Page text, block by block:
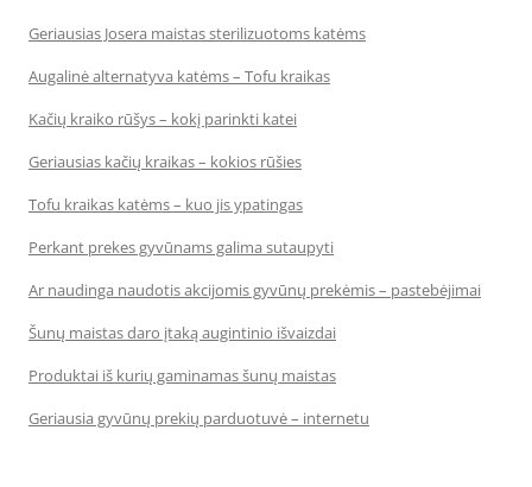
Geriausias Josera maistas sterilizuotoms katėms
Augalinė alternatyva katėms – Tofu kraikas
Kačių kraiko rūšys – kokį parinkti katei
Geriausias kačių kraikas – kokios rūšies
Tofu kraikas katėms – kuo jis ypatingas
Perkant prekes gyvūnams galima sutaupyti
Ar naudinga naudotis akcijomis gyvūnų prekėmis – pastebėjimai
Šunų maistas daro įtaką augintinio išvaizdai
Produktai iš kurių gaminamas šunų maistas
Geriausia gyvūnų prekių parduotuvė – internetu